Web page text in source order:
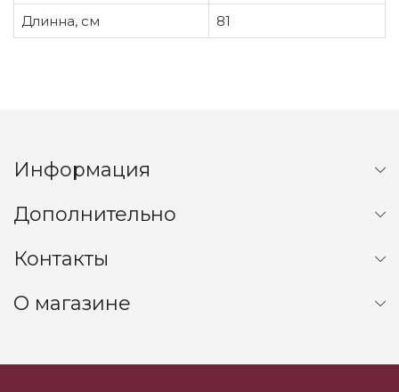
Длинна, см
81
Информация
Дополнительно
Контакты
О магазине